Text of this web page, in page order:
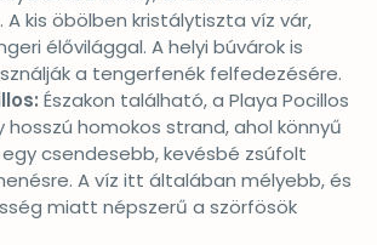
kis öbölben kristálytiszta víz vár,
élővilággal. A helyi búvárok is
a tengerfenék felfedezésére.
Északon található, a Playa Pocillos
hosszú homokos strand, ahol könnyű
csendesebb, kevésbé zsúfolt
A víz itt általában mélyebb, és
miatt népszerű a szörfösök